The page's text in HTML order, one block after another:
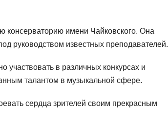
консерваторию имени Чайковского. Она
руководством известных преподавателей.
участвовать в различных конкурсах и
талантом в музыкальной сфере.
сердца зрителей своим прекрасным